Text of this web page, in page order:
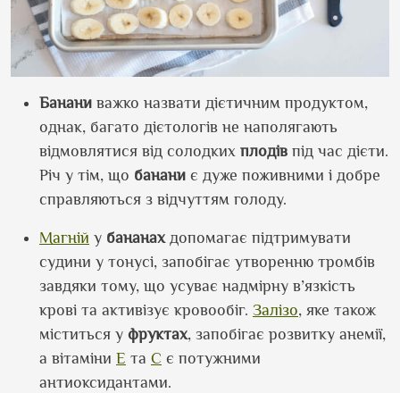
Банани важко назвати дієтичним продуктом,
однак, багато дієтологів не наполягають
відмовлятися від солодких плодів під час дієти.
Річ у тім, що банани є дуже поживними і добре
справляються з відчуттям голоду.
Магній у бананах допомагає підтримувати
судини у тонусі, запобігає утворенню тромбів
завдяки тому, що усуває надмірну в’язкість
крові та активізує кровообіг. Залізо, яке також
міститься у фруктах, запобігає розвитку анемії,
а вітаміни E та C є потужними
антиоксидантами.